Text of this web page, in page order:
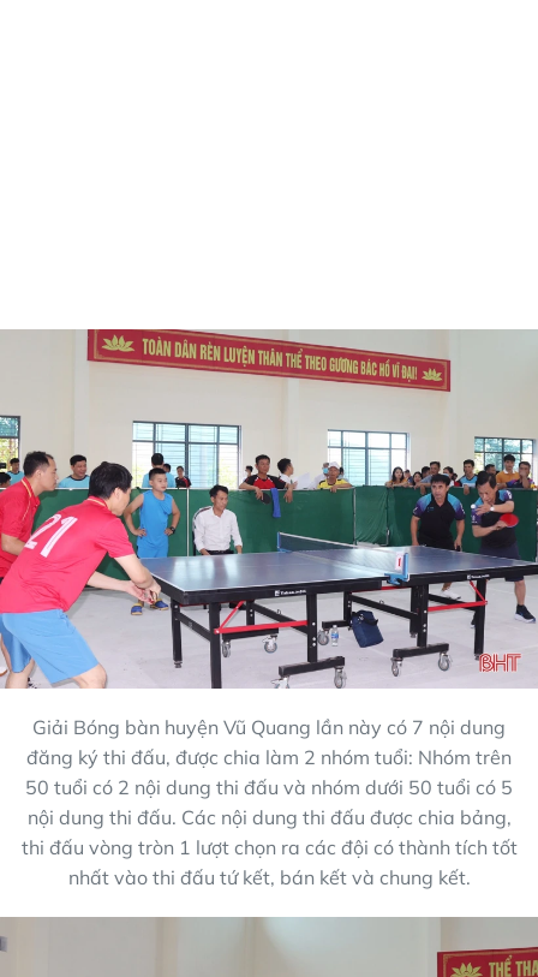
Giải Bóng bàn huyện Vũ Quang lần này có 7 nội dung
đăng ký thi đấu, được chia làm 2 nhóm tuổi: Nhóm trên
50 tuổi có 2 nội dung thi đấu và nhóm dưới 50 tuổi có 5
nội dung thi đấu. Các nội dung thi đấu được chia bảng,
thi đấu vòng tròn 1 lượt chọn ra các đội có thành tích tốt
nhất vào thi đấu tứ kết, bán kết và chung kết.